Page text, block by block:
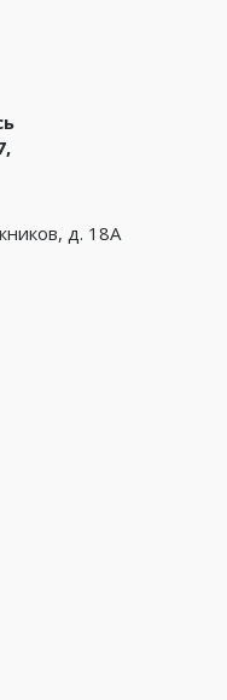
,
д. 18А